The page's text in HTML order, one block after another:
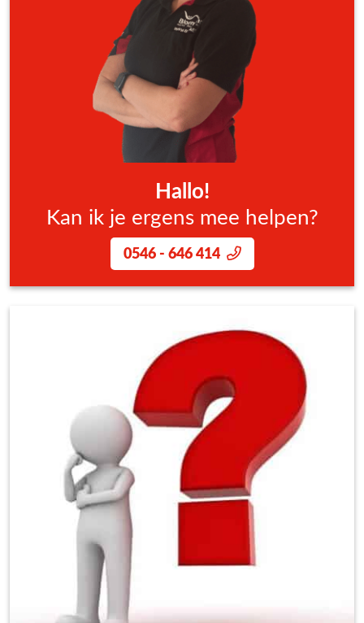
Hallo!
Kan ik je ergens mee helpen?
0546 - 646 414